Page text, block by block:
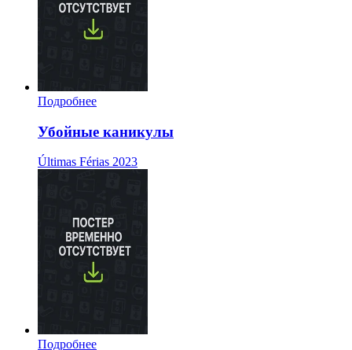
Подробнее
Убойные каникулы
Últimas Férias 2023
Подробнее